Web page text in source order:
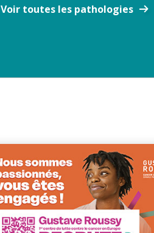
Voir toutes les pathologies